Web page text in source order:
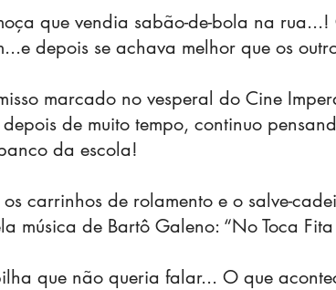
que vendia sabão-de-bola na
depois se achava melhor que os
marcado no vesperal do Cine
de muito tempo, continuo
da escola!
carrinhos de rolamento e o salve-
música de Bartô Galeno: “No Toca
que não queria falar... O que